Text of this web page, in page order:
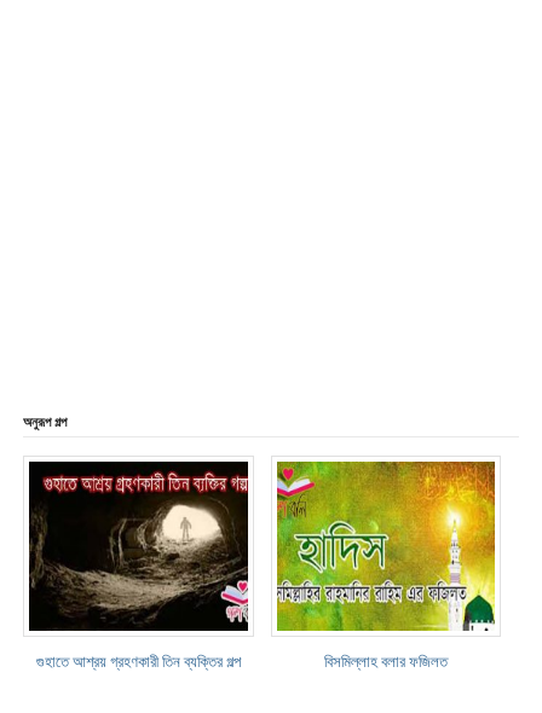
অনুরূপ গল্প
গুহাতে আশ্রয় গ্রহণকারী তিন ব্যক্তির গল্প বিসমিল্লাহ বলার ফজিলত